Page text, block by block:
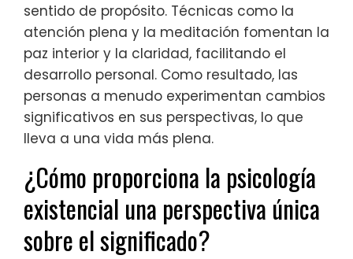
sentido de propósito. Técnicas como la
atención plena y la meditación fomentan la
paz interior y la claridad, facilitando el
desarrollo personal. Como resultado, las
personas a menudo experimentan cambios
significativos en sus perspectivas, lo que
lleva a una vida más plena.
¿Cómo proporciona la psicología
existencial una perspectiva única
sobre el significado?